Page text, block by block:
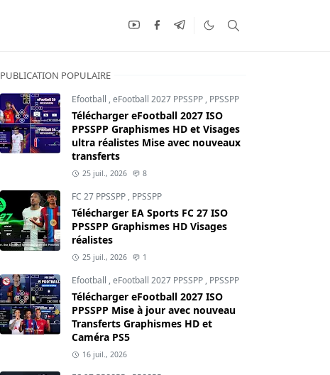
PUBLICATION POPULAIRE
Efootball ,eFootball 2027 PPSSPP , PPSSPP
Télécharger eFootball 2027 ISO
PPSSPP Graphismes HD et Visages
ultra réalistes Mise avec nouveaux
transferts
25 juil., 2026 8
FC 27 PPSSPP , PPSSPP
Télécharger EA Sports FC 27 ISO
PPSSPP Graphismes HD Visages
réalistes
25 juil., 2026 1
Efootball ,eFootball 2027 PPSSPP , PPSSPP
Télécharger eFootball 2027 ISO
PPSSPP Mise à jour avec nouveau
Transferts Graphismes HD et
Caméra PS5
16 juil., 2026